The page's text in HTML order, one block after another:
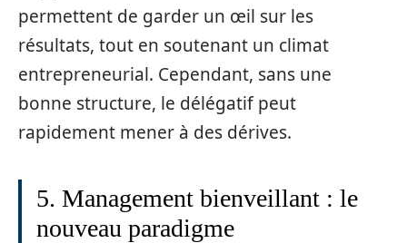
permettent de garder un œil sur les
résultats, tout en soutenant un climat
entrepreneurial. Cependant, sans une
bonne structure, le délégatif peut
rapidement mener à des dérives.
5. Management bienveillant : le
nouveau paradigme